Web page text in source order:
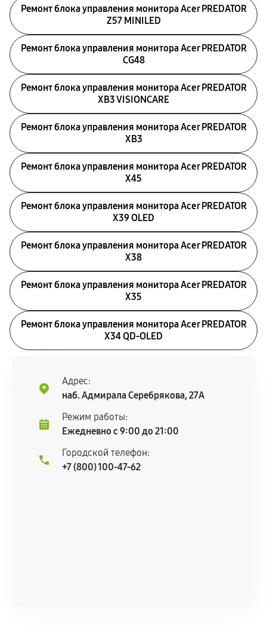
Ремонт блока управления монитора Acer PREDATOR
Z57 MINILED
Ремонт блока управления монитора Acer PREDATOR
CG48
Ремонт блока управления монитора Acer PREDATOR
XB3 VISIONCARE
Ремонт блока управления монитора Acer PREDATOR
XB3
Ремонт блока управления монитора Acer PREDATOR
X45
Ремонт блока управления монитора Acer PREDATOR
X39 OLED
Ремонт блока управления монитора Acer PREDATOR
X38
Ремонт блока управления монитора Acer PREDATOR
X35
Ремонт блока управления монитора Acer PREDATOR
X34 QD-OLED
Адрес:
наб. Адмирала Серебрякова, 27А
Режим работы:
Ежедневно с 9:00 до 21:00
Городской телефон:
+7 (800) 100-47-62